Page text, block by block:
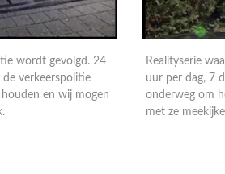
wordt gevolgd. 24
de verkeerspolitie
en wij mogen
Realityserie
uur per dag, 7
onderweg om
met ze